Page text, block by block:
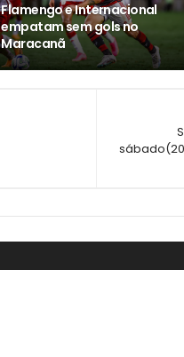
Flamengo e Internacional
empatam sem gols no
Maracanã